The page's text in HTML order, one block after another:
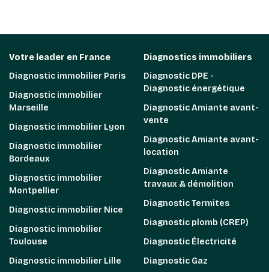
Votre leader en France
Diagnostic immobilier Paris
Diagnostic immobilier
Marseille
Diagnostic immobilier Lyon
Diagnostic immobilier
Bordeaux
Diagnostic immobilier
Montpellier
Diagnostic immobilier Nice
Diagnostic immobilier
Toulouse
Diagnostic immobilier Lille
Diagnostics immobiliers
Diagnostic DPE -
Diagnostic énergétique
Diagnostic Amiante avant-
vente
Diagnostic Amiante avant-
location
Diagnostic Amiante
travaux & démolition
Diagnostic Termites
Diagnostic plomb (CREP)
Diagnostic Électricité
Diagnostic Gaz